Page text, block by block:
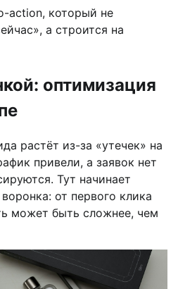
action, который не
а строится на
оптимизация
растёт из-за «утечек» на
привели, а заявок нет
Тут начинает
от первого клика
может быть сложнее, чем